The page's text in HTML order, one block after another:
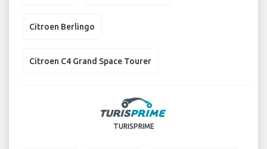
Citroen Berlingo
Citroen C4 Grand Space Tourer
TURISPRIME